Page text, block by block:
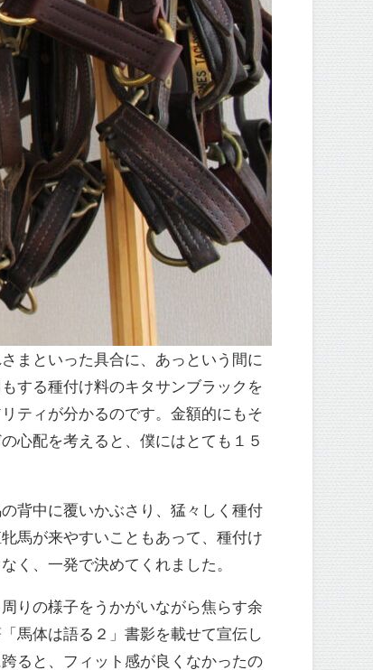
まといった具合に、あっという間に
する種付け料のキタサンブラックを
ティが分かるのです。金額的にもそ
心配を考えると、僕にはとても１５
背中に覆いかぶさり、猛々しく種付
馬が来やすいこともあって、種付け
く、一発で決めてくれました。
りの様子をうかがいながら焦らす余
馬体は語る２」書影を載せて宣伝し
ると、フィット感が良くなかったの